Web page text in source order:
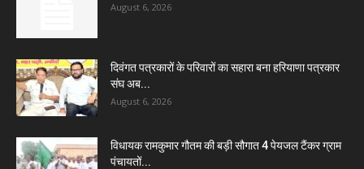
August 6, 2026
दिवंगत पत्रकारों के परिवारों का सहारा बना हरियाणा पत्रकार
संघ अब...
August 6, 2026
विधायक रामकुमार गौतम की बड़ी सौगात 4 पेयजल टैंकर ग्राम
पंचायतों...